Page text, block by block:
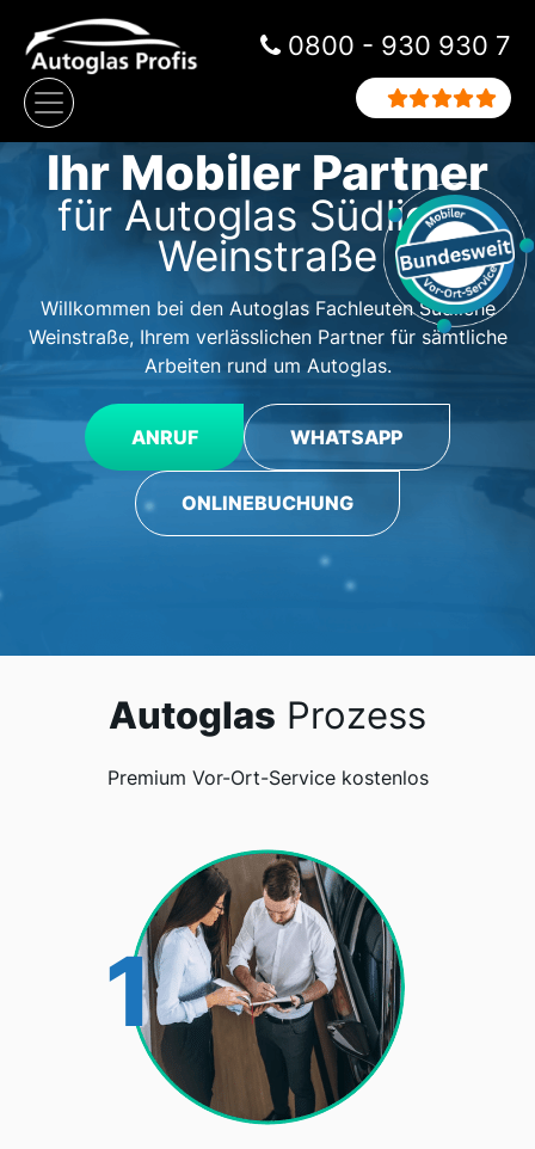
Zum Inhalt springen
Hauptnavigation
0800 - 930 930 7
Ihr Mobiler Partner
für Autoglas Südliche
Weinstraße
Willkommen bei den Autoglas Fachleuten Südliche
Weinstraße, Ihrem verlässlichen Partner für sämtliche
Arbeiten rund um Autoglas.
ANRUF WHATSAPP
ONLINEBUCHUNG
Autoglas Prozess
Premium Vor-Ort-Service kostenlos
1